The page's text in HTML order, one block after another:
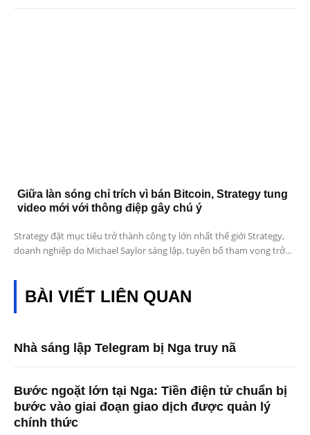
Giữa làn sóng chỉ trích vì bán Bitcoin, Strategy tung
video mới với thông điệp gây chú ý
Strategy đặt mục tiêu trở thành công ty lớn nhất thế giới Strategy,
doanh nghiệp do Michael Saylor sáng lập, tuyên bố tham vọng trở...
BÀI VIẾT LIÊN QUAN
Nhà sáng lập Telegram bị Nga truy nã
Bước ngoặt lớn tại Nga: Tiền điện tử chuẩn bị
bước vào giai đoạn giao dịch được quản lý
chính thức